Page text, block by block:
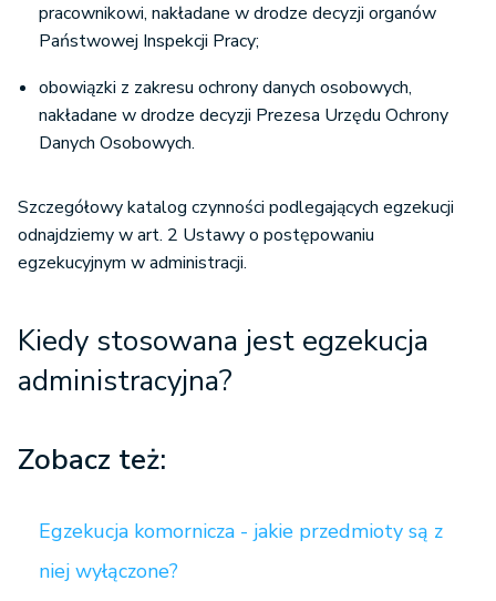
pracownikowi, nakładane w drodze decyzji organów
Państwowej Inspekcji Pracy;
obowiązki z zakresu ochrony danych osobowych,
nakładane w drodze decyzji Prezesa Urzędu Ochrony
Danych Osobowych.
Szczegółowy katalog czynności podlegających egzekucji
odnajdziemy w art. 2 Ustawy o postępowaniu
egzekucyjnym w administracji.
Kiedy stosowana jest egzekucja
administracyjna?
Zobacz też:
Egzekucja komornicza - jakie przedmioty są z
niej wyłączone?